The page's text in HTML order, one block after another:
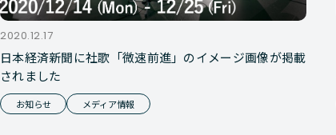
2020.12.17
日本経済新聞に社歌「微速前進」のイメージ画像が掲載
されました
お知らせ メディア情報